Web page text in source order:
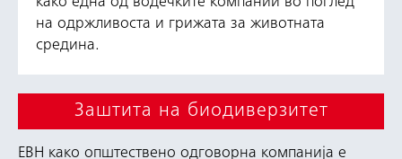
на одржливоста и грижата за животната
средина.
Заштита на биодиверзитет
ЕВН како општествено одговорна компанија е